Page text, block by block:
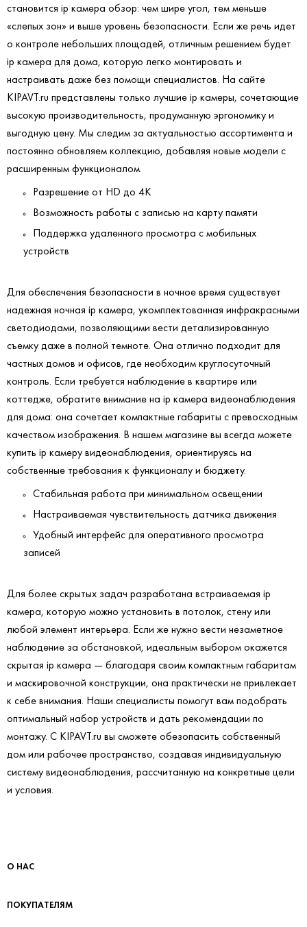
становится ip камера обзор: чем шире угол, тем меньше
«слепых зон» и выше уровень безопасности. Если же речь идет
о контроле небольших площадей, отличным решением будет
ip камера для дома, которую легко монтировать и
настраивать даже без помощи специалистов. На сайте
KIPAVT.ru представлены только лучшие ip камеры, сочетающие
высокую производительность, продуманную эргономику и
выгодную цену. Мы следим за актуальностью ассортимента и
постоянно обновляем коллекцию, добавляя новые модели с
расширенным функционалом.
Разрешение от HD до 4K
Возможность работы с записью на карту памяти
Поддержка удаленного просмотра с мобильных
устройств
Для обеспечения безопасности в ночное время существует
надежная ночная ip камера, укомплектованная инфракрасными
светодиодами, позволяющими вести детализированную
съемку даже в полной темноте. Она отлично подходит для
частных домов и офисов, где необходим круглосуточный
контроль. Если требуется наблюдение в квартире или
коттедже, обратите внимание на ip камера видеонаблюдения
для дома: она сочетает компактные габариты с превосходным
качеством изображения. В нашем магазине вы всегда можете
купить ip камеру видеонаблюдения, ориентируясь на
собственные требования к функционалу и бюджету.
Стабильная работа при минимальном освещении
Настраиваемая чувствительность датчика движения
Удобный интерфейс для оперативного просмотра
записей
Для более скрытых задач разработана встраиваемая ip
камера, которую можно установить в потолок, стену или
любой элемент интерьера. Если же нужно вести незаметное
наблюдение за обстановкой, идеальным выбором окажется
скрытая ip камера — благодаря своим компактным габаритам
и маскировочной конструкции, она практически не привлекает
к себе внимания. Наши специалисты помогут вам подобрать
оптимальный набор устройств и дать рекомендации по
монтажу. С KIPAVT.ru вы сможете обезопасить собственный
дом или рабочее пространство, создавая индивидуальную
систему видеонаблюдения, рассчитанную на конкретные цели
и условия.
О НАС
ПОКУПАТЕЛЯМ